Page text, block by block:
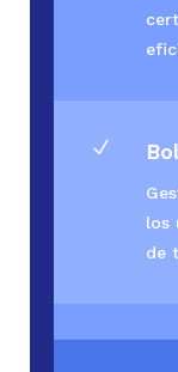
N
los
de